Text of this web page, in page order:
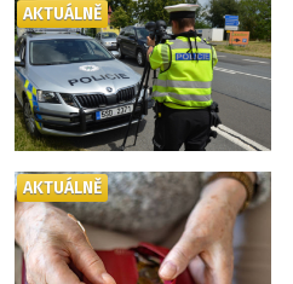
AKTUÁLNĚ
AKTUÁLNĚ